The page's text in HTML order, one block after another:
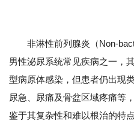
非淋性前列腺炎（Non-
男性泌尿系统常见疾病之一，
型病原体感染，但患者仍出现
尿急、尿痛及骨盆区域疼痛等
鉴于其复杂性和难以根治的特